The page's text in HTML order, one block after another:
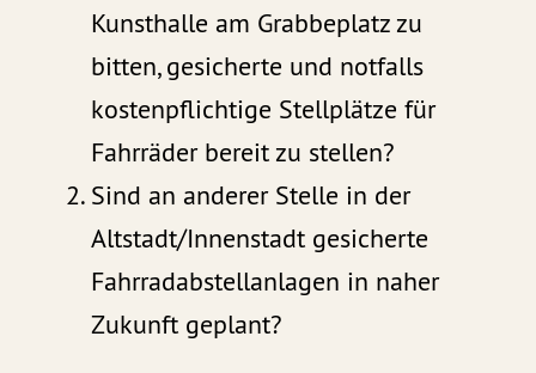
Kunsthalle am Grabbeplatz zu
bitten, gesicherte und notfalls
kostenpflichtige Stellplätze für
Fahrräder bereit zu stellen?
Sind an anderer Stelle in der
Altstadt/Innenstadt gesicherte
Fahrradabstellanlagen in naher
Zukunft geplant?